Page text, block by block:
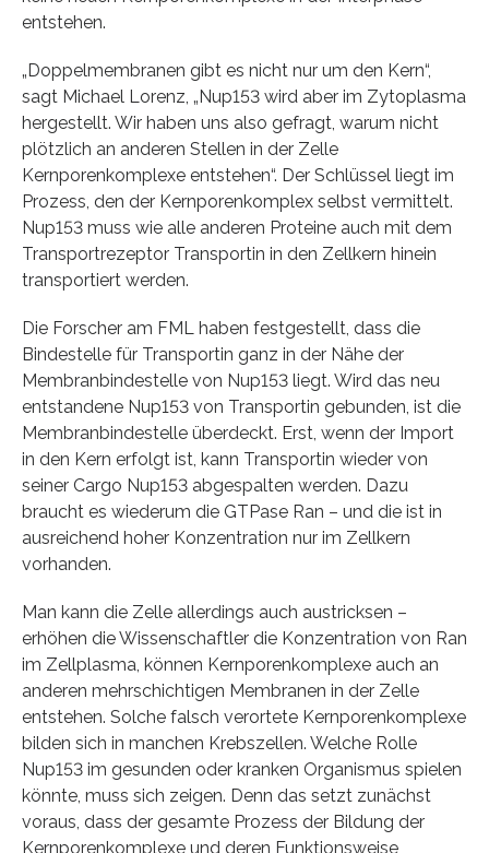
entstehen.
„Doppelmembranen gibt es nicht nur um den Kern“,
sagt Michael Lorenz, „Nup153 wird aber im Zytoplasma
hergestellt. Wir haben uns also gefragt, warum nicht
plötzlich an anderen Stellen in der Zelle
Kernporenkomplexe entstehen“. Der Schlüssel liegt im
Prozess, den der Kernporenkomplex selbst vermittelt.
Nup153 muss wie alle anderen Proteine auch mit dem
Transportrezeptor Transportin in den Zellkern hinein
transportiert werden.
Die Forscher am FML haben festgestellt, dass die
Bindestelle für Transportin ganz in der Nähe der
Membranbindestelle von Nup153 liegt. Wird das neu
entstandene Nup153 von Transportin gebunden, ist die
Membranbindestelle überdeckt. Erst, wenn der Import
in den Kern erfolgt ist, kann Transportin wieder von
seiner Cargo Nup153 abgespalten werden. Dazu
braucht es wiederum die GTPase Ran – und die ist in
ausreichend hoher Konzentration nur im Zellkern
vorhanden.
Man kann die Zelle allerdings auch austricksen –
erhöhen die Wissenschaftler die Konzentration von Ran
im Zellplasma, können Kernporenkomplexe auch an
anderen mehrschichtigen Membranen in der Zelle
entstehen. Solche falsch verortete Kernporenkomplexe
bilden sich in manchen Krebszellen. Welche Rolle
Nup153 im gesunden oder kranken Organismus spielen
könnte, muss sich zeigen. Denn das setzt zunächst
voraus, dass der gesamte Prozess der Bildung der
Kernporenkomplexe und deren Funktionsweise